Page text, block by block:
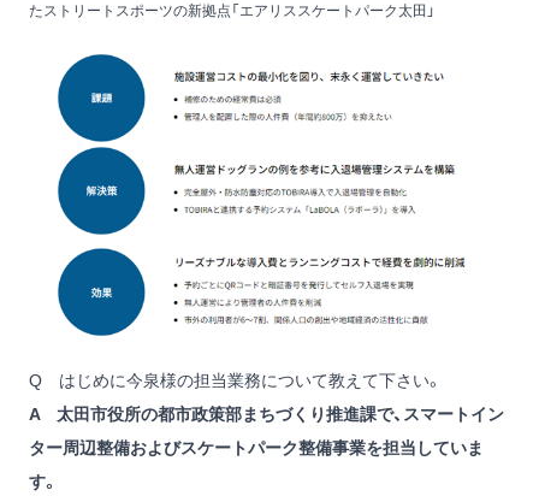
たストリートスポーツの新拠点「エアリススケートパーク太田」
Q はじめに今泉様の担当業務について教えて下さい。
A 太田市役所の都市政策部まちづくり推進課で、スマートイン
ター周辺整備およびスケートパーク整備事業を担当していま
す。